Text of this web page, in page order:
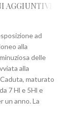
AGGIUNTIVE
ad
alla
delle
alla
maturato
7 Hl e 5Hl e
un anno. La